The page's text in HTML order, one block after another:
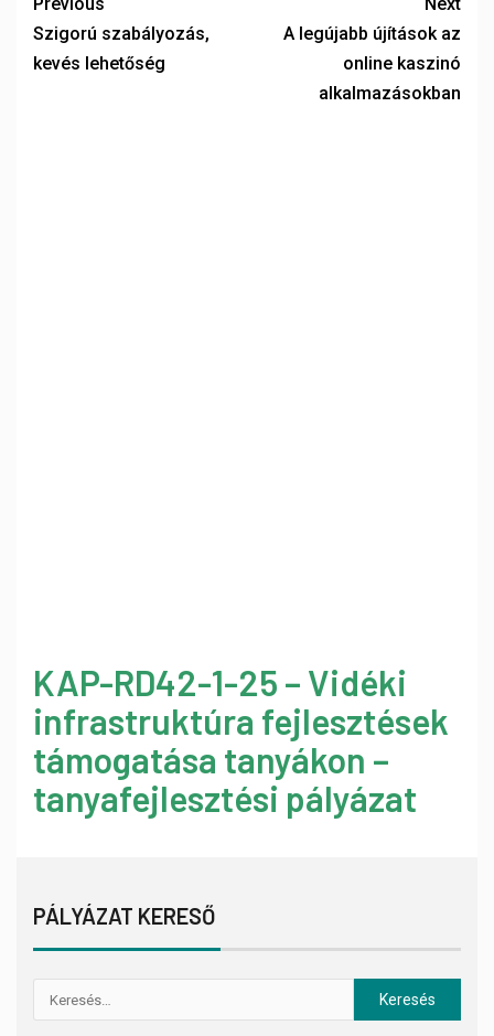
Szigorú szabályozás,
kevés lehetőség
A legújabb újítások az
online kaszinó
alkalmazásokban
KAP-RD42-1-25 – Vidéki
infrastruktúra fejlesztések
támogatása tanyákon –
tanyafejlesztési pályázat
PÁLYÁZAT KERESŐ